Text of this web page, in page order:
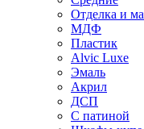
Отделка и
МДФ
Пластик
Alvic Luxe
Эмаль
Акрил
ДСП
С патиной